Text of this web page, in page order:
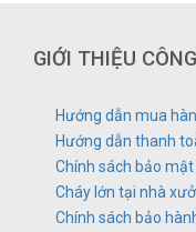
GIỚI THIỆU
Hướng dẫn mua
Hướng dẫn thanh
Chính sách bảo
Cháy lớn tại nhà
Chính sách bảo